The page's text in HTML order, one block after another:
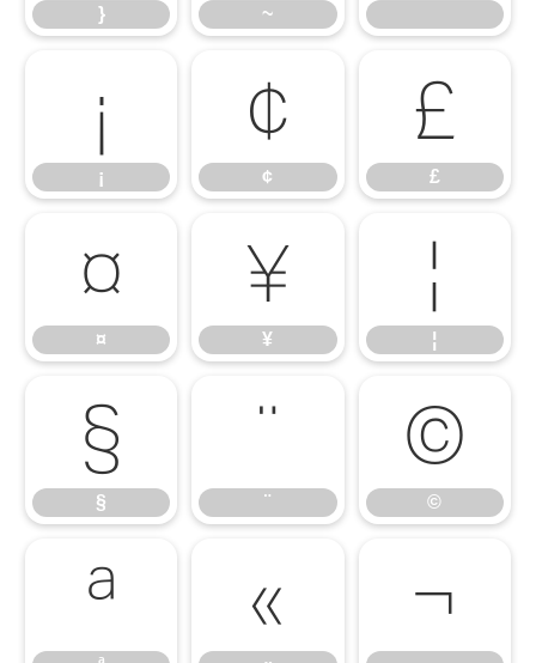
} ~
¡
¡
¢
¢
£
£
¤
¤
¥
¥
¦
¦
§
§
¨
¨
©
©
ª « ¬